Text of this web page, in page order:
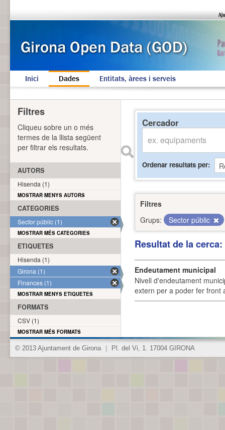
Inici Dades Entitats, àrees i serveis
Cercador
Ordenar resultats per
Filtres
Grups:
Sector públic
Resultat de la
Endeutament municipal
Nivell d'endeutament
extern per a poder fer front
Filtres
Cliqueu sobre un o més
termes de la llista següent
per filtrar els resultats.
AUTORS
Hisenda (1)
MOSTRAR MENYS AUTORS
CATEGORIES
Sector públic (1)
MOSTRAR MÉS CATEGORIES
ETIQUETES
Hisenda (1)
Girona (1)
Finances (1)
MOSTRAR MENYS ETIQUETES
FORMATS
CSV (1)
MOSTRAR MÉS FORMATS
© 2013 Ajuntament de Girona Pl. del Vi, 1. 17004 GIRONA